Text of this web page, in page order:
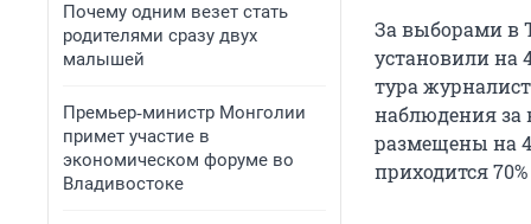
Почему одним везет стать
родителями сразу двух
малышей
Премьер‑министр Монголии
примет участие в
экономическом форуме во
Владивостоке
За выборами в
установили на
тура
наблюдения за
размещены на
приходится